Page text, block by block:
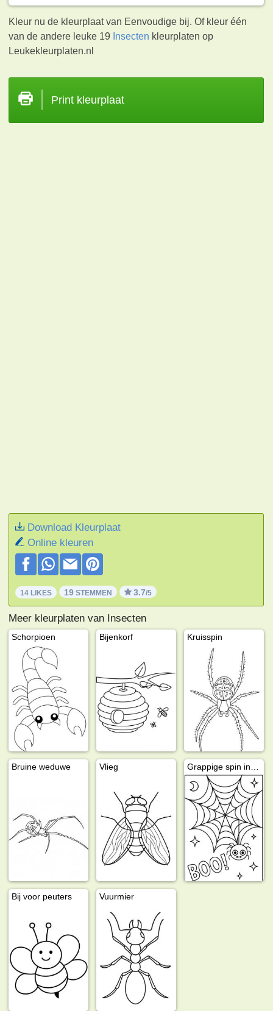
Kleur nu de kleurplaat van Eenvoudige bij. Of kleur één
van de andere leuke 19 Insecten kleurplaten op
Leukekleurplaten.nl
Print kleurplaat
Download Kleurplaat
Online kleuren
14 LIKES 19 STEMMEN 3.7/5
Meer kleurplaten van Insecten
Schorpioen Bijenkorf Kruisspin
Bruine weduwe Vlieg
Bij voor peuters Vuurmier